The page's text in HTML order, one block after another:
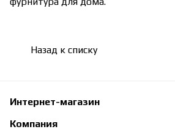
Назад к списку
Интернет-магазин
Компания